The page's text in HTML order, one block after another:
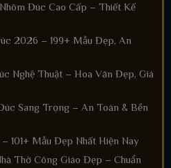
Đúc Cao Cấp – Thiết Kế
2026 – 199+ Mẫu Đẹp, An
Nghệ Thuật – Hoa Văn Đẹp, Giá
Sang Trọng – An Toàn & Bền
101+ Mẫu Đẹp Nhất Hiện Nay
Thờ Công Giáo Đẹp – Chuẩn